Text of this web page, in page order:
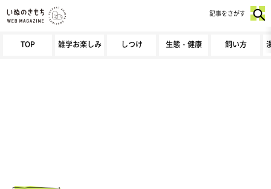
TOP 雑学お楽しみ しつけ 生態・健康 飼い方
記事をさがす